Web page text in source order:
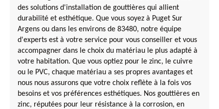
des solutions d'installation de gouttières qui allient
durabilité et esthétique. Que vous soyez à Puget Sur
Argens ou dans les environs de 83480, notre équipe
d'experts est à votre service pour vous conseiller et vous
accompagner dans le choix du matériau le plus adapté à
votre habitation. Que vous optiez pour le zinc, le cuivre
ou le PVC, chaque matériau a ses propres avantages et
nous nous assurons que votre choix reflète à la fois vos
besoins et vos préférences esthétiques. Nos gouttières en
zinc, réputées pour leur résistance à la corrosion, en